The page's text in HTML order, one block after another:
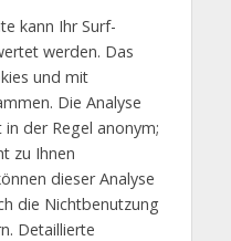
kann Ihr Surf-
werden. Das
und mit
Die Analyse
der Regel anonym;
zu Ihnen
dieser Analyse
die Nichtbenutzung
Detaillierte